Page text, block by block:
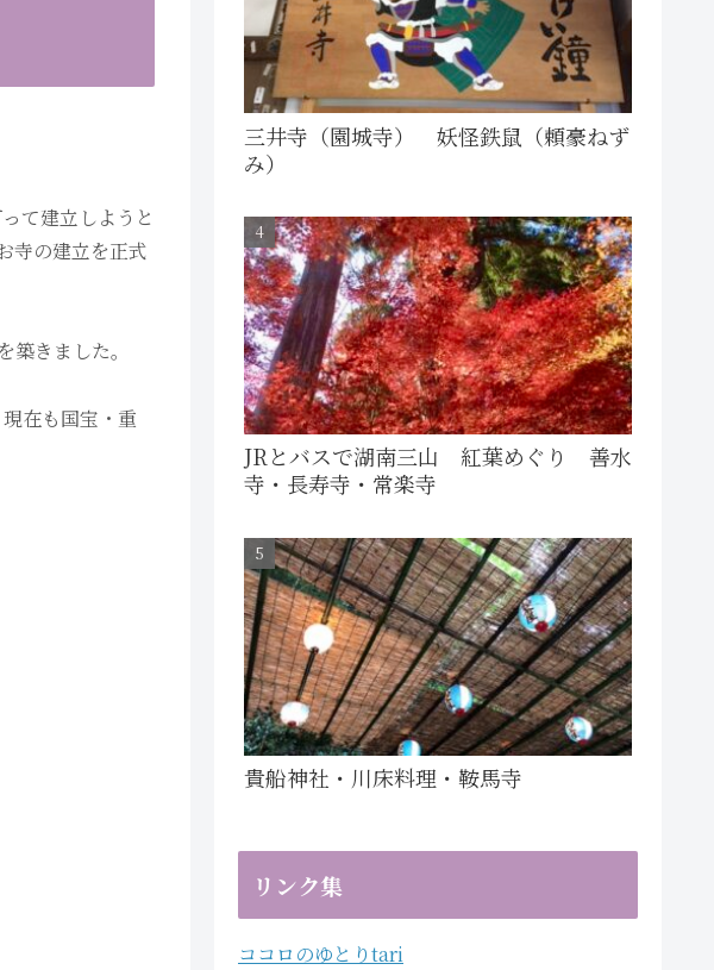
て建立しようと
寺の建立を正式
きました。
在も国宝・重
三井寺（園城寺） 妖怪鉄鼠（頼豪ねず
み）
JRとバスで湖南三山 紅葉めぐり 善水
寺・長寿寺・常楽寺
貴船神社・川床料理・鞍馬寺
リンク集
ココロのゆとりtari